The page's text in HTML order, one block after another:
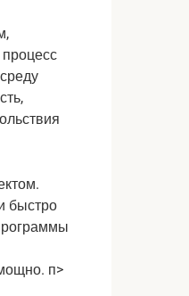
быстро
п>